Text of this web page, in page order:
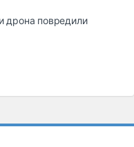
дрона повредили